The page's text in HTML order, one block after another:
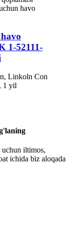
1-52111-
Linkoln Con
1 yil
iltimos,
ichida biz aloqada